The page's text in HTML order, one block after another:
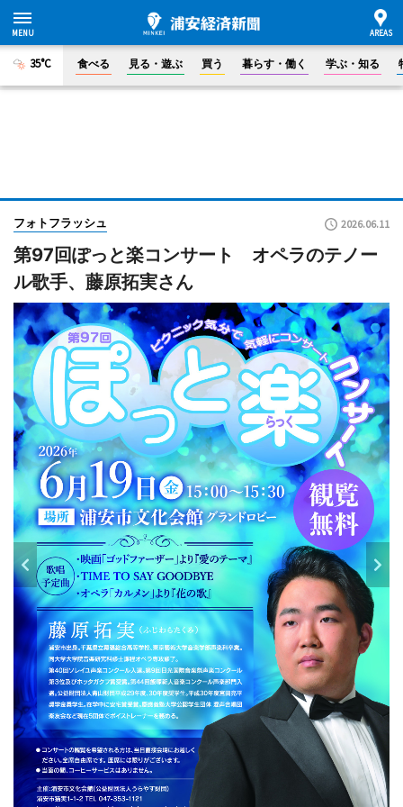
35°C 食べる 見る・遊ぶ 買う 暮らす・働く 学ぶ・知る
フォトフラッシュ 2026.06.11
第97回ぽっと楽コンサート オペラのテノー
ル歌手、藤原拓実さん